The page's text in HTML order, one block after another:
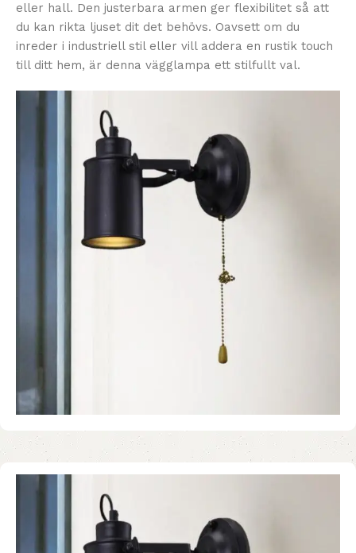
eller hall. Den justerbara armen ger flexibilitet så att
du kan rikta ljuset dit det behövs. Oavsett om du
inreder i industriell stil eller vill addera en rustik touch
till ditt hem, är denna vägglampa ett stilfullt val.